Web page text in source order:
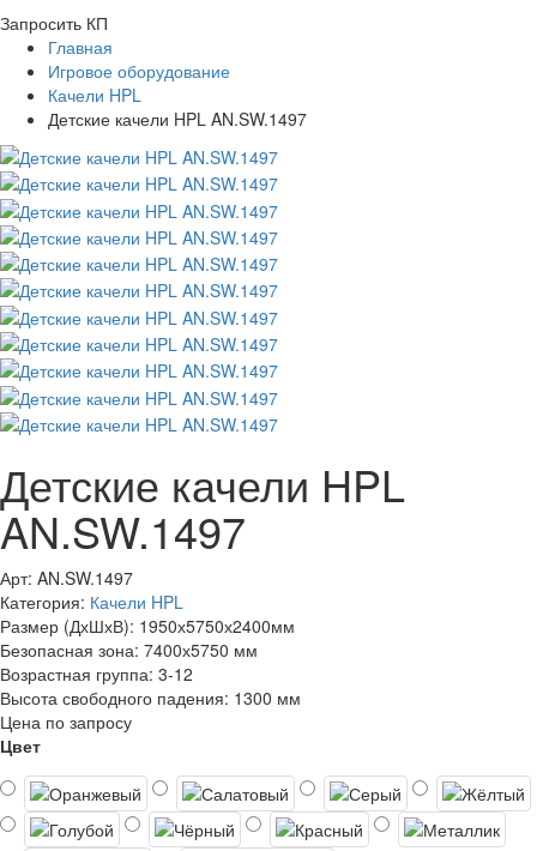
Запросить КП
Главная
Игровое оборудование
Качели HPL
Детские качели HPL AN.SW.1497
Детские качели HPL
AN.SW.1497
Арт: AN.SW.1497
Категория: Качели HPL
Размер (ДхШхВ): 1950х5750х2400мм
Безопасная зона: 7400х5750 мм
Возрастная группа: 3-12
Высота свободного падения: 1300 мм
Цена по запросу
Цвет